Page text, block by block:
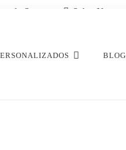
Sequra Sobre
BLOG